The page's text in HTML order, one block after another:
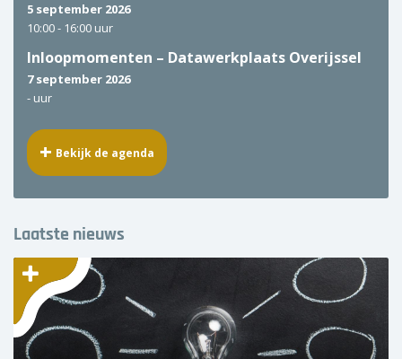
5 september 2026
10:00 - 16:00 uur
Inloopmomenten – Datawerkplaats Overijssel
7 september 2026
- uur
Bekijk de agenda
Laatste nieuws